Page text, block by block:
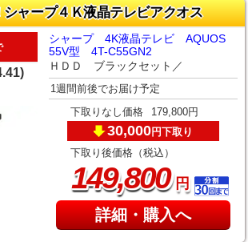
ャープ４Ｋ液晶テレビアクオス
シャープ 4K液晶テレビ AQUOS
55V型 4T-C55GN2
ＨＤＤ ブラックセット／
1週間前後でお届け予定
下取りなし価格 179,800円
30,000円下取り
下取り後価格（税込）
149,800円
詳細・購入へ